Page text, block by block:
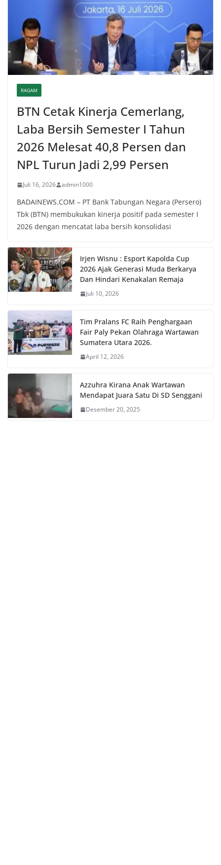
RAGAM
BTN Cetak Kinerja Cemerlang,
Laba Bersih Semester I Tahun
2026 Melesat 40,8 Persen dan
NPL Turun Jadi 2,99 Persen
Juli 16, 2026 admin1000
BADAINEWS.COM – PT Bank Tabungan Negara (Persero)
Tbk (BTN) membukukan kinerja positif pada semester I
2026 dengan mencatat laba bersih konsolidasi
Irjen Wisnu : Esport Kapolda Cup
2026 Ajak Generasi Muda Berkarya
Dan Hindari Kenakalan Remaja
Juli 10, 2026
Tim Pralans FC Raih Penghargaan
Fair Paly Pekan Olahraga Wartawan
Sumatera Utara 2026.
April 12, 2026
Azzuhra Kirana Anak Wartawan
Mendapat Juara Satu Di SD Senggani
Desember 20, 2025